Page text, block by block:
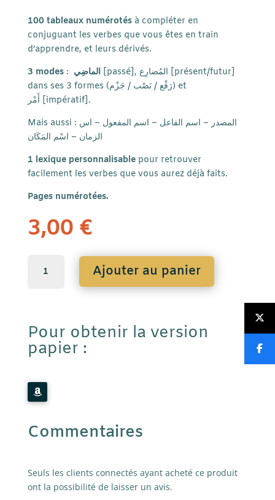
100 tableaux numérotésà compléter en
conjuguant les verbes que vous êtes en train
d’apprendre, et leurs dérivés.
3 modes: الماضِي[passé], المُضارِع [présent/futur]
dans ses 3 formes (رَفْع / نَصْب / جَزْم) et
أَمْر [impératif].
Mais aussi : المصدر – اسم الفاعل – اسم المفعول – اس
الزمان – اسْم المَكَان
1 lexique personnalisablepour retrouver
facilement les verbes que vous aurez déjà faits.
Pages numérotées.
3,00 €
de
verbes
en
(PDF)
Ajouter au panier
A
Pour obtenir la version
papier :
Commentaires
Seuls les clients connectés ayant acheté ce produit
ont la possibilité de laisser un avis.